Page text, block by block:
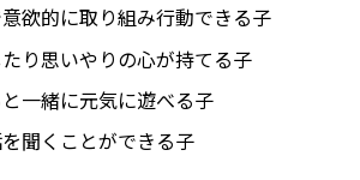
欲的に取り組み行動できる子
り思いやりの心が持てる子
一緒に元気に遊べる子
聞くことができる子